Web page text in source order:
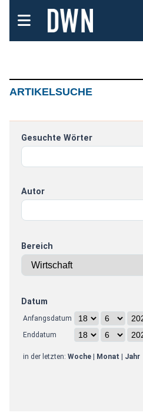
ARTIKELSUCHE
Gesuchte Wörter
Autor
Bereich
Datum
Anfangsdatum
Enddatum
in der letzten: Woche| Monat Jahr